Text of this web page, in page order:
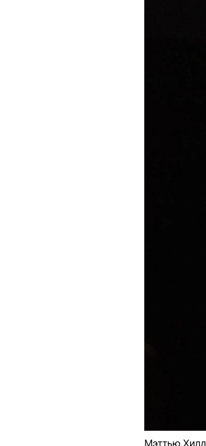
Мэттью